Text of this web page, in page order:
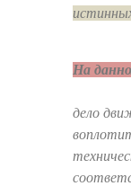
На
дело